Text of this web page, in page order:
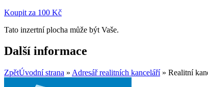
Koupit za 100 Kč
Tato inzertní plocha může být Vaše.
Další informace
ZpětÚvodní strana » Adresář realitních kanceláří» Realitní